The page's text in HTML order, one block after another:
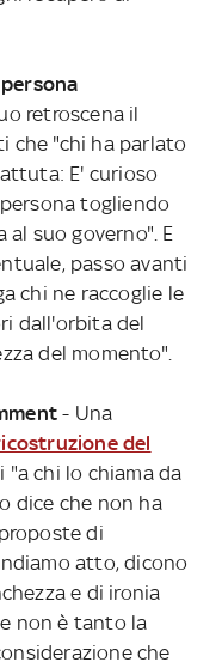
retroscena il
che "chi ha parlato
E' curioso
togliendo
suo governo". E
passo avanti
chi ne raccoglie le
dall'orbita del
del momento".
- Una
del
chi lo chiama da
dice che non ha
di
atto, dicono
e di ironia
non è tanto la
che